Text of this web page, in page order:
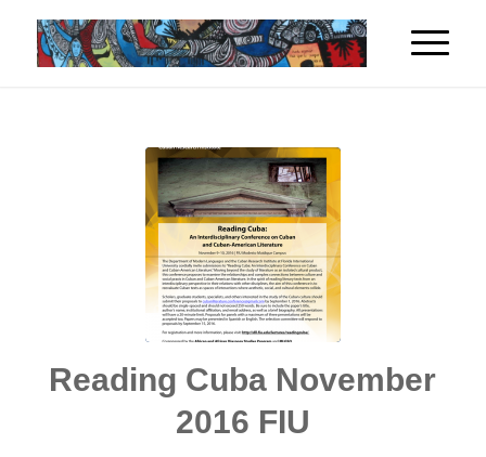
Reading Cuba November
2016 FIU